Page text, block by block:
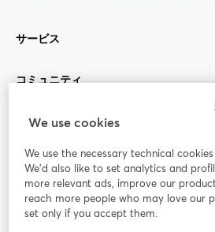
サービス
コミュニティ
StreamYard：
参加する
ライ
ンセ
Facebook
新しいタブで
We use cookies
We use the necessary technical
We'd also like to set analytics and
more relevant ads, improve our
reach more people who may love our
set only if you accept them.